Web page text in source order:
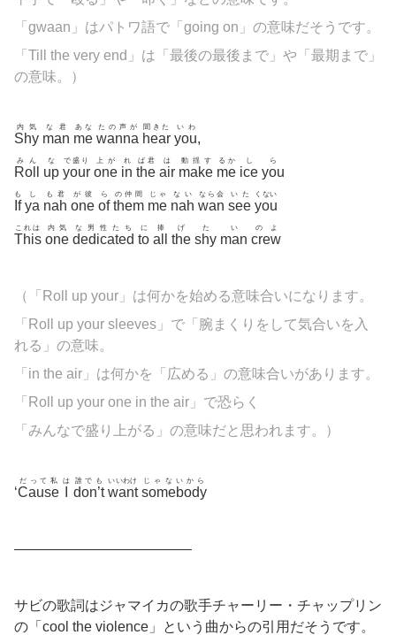
「 gwaan」はパトワ語で「going on」の意味だそうです。
「Till the very end」は「最後の最後まで」や「最期まで」
の意味。）
Shy
内気
man
な君
me
あな
wanna
たの声が
hear
聞きた
you
いわ
,
Roll
みん
up
な
your
で盛り
one
上が
in
れ
the
ば君
air
は
make
動揺す
me
るか
ice
し
you
ら
If
も
ya
し
nah
も君
one
が彼
of
ら
them
の仲間
me
じゃ
nah
ない
wan
なら会
see
いた
you
くない
This
これは
one
内気
dedicated
な男性たち
to
に
all
捧
the
げ
shy
た
man
い
crew
のよ
（「Roll up your」は何かを始める意味合いになります。
「Roll up your sleeves」で「腕まくりをして気合いを入
れる」の意味。
「in the air」は何かを「広める」の意味合いがあります。
「Roll up your one in the air」で恐らく
「みんなで盛り上がる」の意味だと思われます。）
‘Cause
だって私 は
don’t
誰でも
want
いいわけ
somebody
じゃないから
————————————–
サビの歌詞はジャマイカの歌手チャーリー・チャップリン
の「cool the violence」という曲からの引用だそうです。